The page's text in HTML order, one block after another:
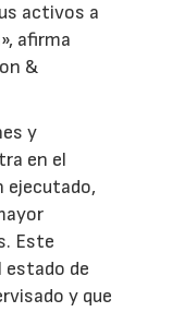
activos a
afirma
&
y
en el
ejecutado,
Este
estado de
y que